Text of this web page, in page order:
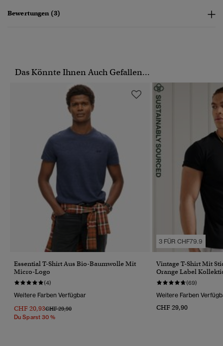
Bewertungen (3)
Das Könnte Ihnen Auch Gefallen...
Essential T-Shirt Aus Bio-Baumwolle Mit
Micro-Logo
(4)
Weitere Farben Verfügbar
CHF 20,93Preis Wurde Reduziert Von
CHF 29,90Bis
Du Sparst 30 %
3 FÜR CHF79.9
Vintage T-Shirt Mit
Orange Label
(69)
Weitere Farben
CHF 29,90